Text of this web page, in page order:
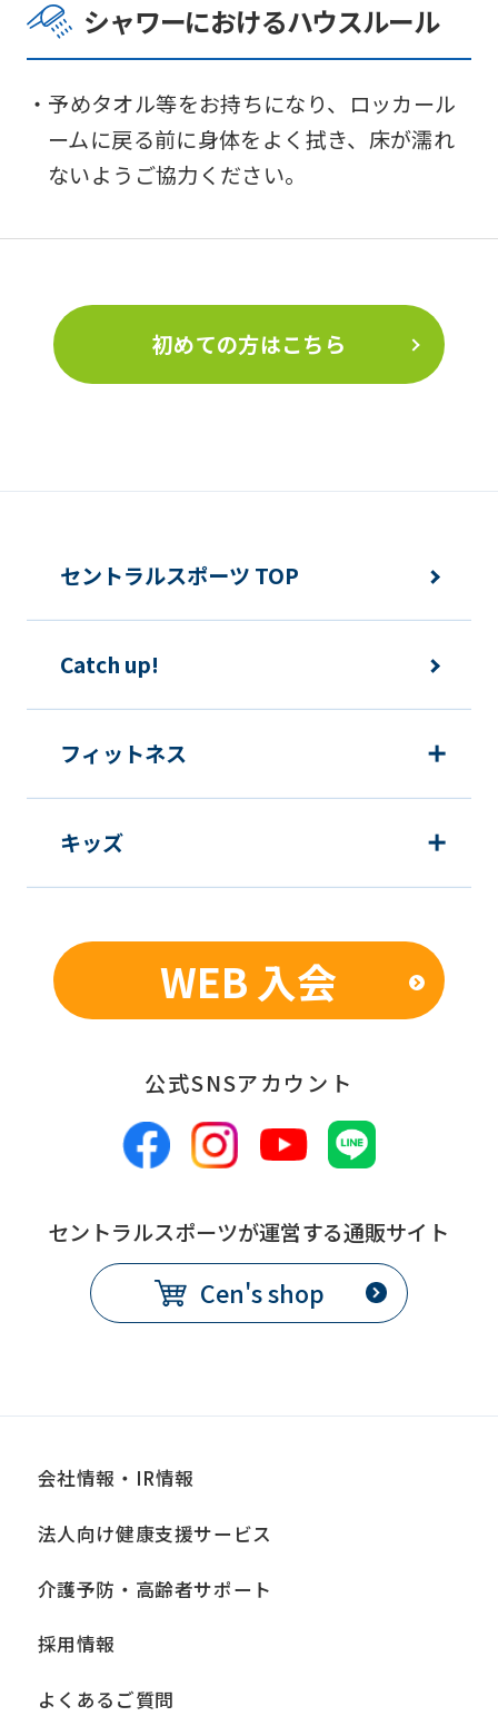
シャワーにおけるハウスルール
・予めタオル等をお持ちになり、ロッカール
ームに戻る前に身体をよく拭き、床が濡れ
ないようご協力ください。
初めての方はこちら
セントラルスポーツ TOP
Catch up!
フィットネス
キッズ
WEB 入会
公式SNSアカウント
セントラルスポーツが運営する通販サイト
Cen's shop
会社情報・IR情報
法人向け健康支援サービス
介護予防・高齢者サポート
採用情報
よくあるご質問